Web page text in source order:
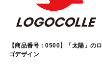
【商品番号：0500】「太陽」のロ
ゴデザイン